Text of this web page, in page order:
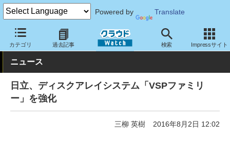
Powered by Translate
カテゴリ 過去記事 検索 Impressサイト
クラウド Watch ハード・インフラ ハードウェア ストレージ
ニュース
日立、ディスクアレイシステム「VSPファミリ
ー」を強化
三柳 英樹 2016年8月2日 12:02